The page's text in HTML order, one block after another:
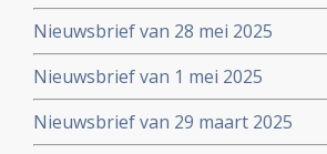
Nieuwsbrief van 28 mei 2025
Nieuwsbrief van 1 mei 2025
Nieuwsbrief van 29 maart 2025